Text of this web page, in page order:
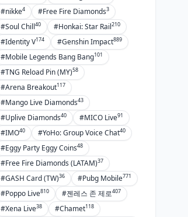
#nikke4 #Free Fire Diamonds3
#Soul Chill40 #Honkai: Star Rail210
#Identity V174 #Genshin Impact889
#Mobile Legends Bang Bang101
#TNG Reload Pin (MY)58
#Arena Breakout117
#Mango Live Diamonds43
#Uplive Diamonds40 #MICO Live91
#IMO40 #YoHo: Group Voice Chat40
#Eggy Party Eggy Coins48
#Free Fire Diamonds (LATAM)37
#GASH Card (TW)36 #Pubg Mobile771
#Poppo Live810 #젠레스 존 제로407
#Xena Live38 #Chamet118